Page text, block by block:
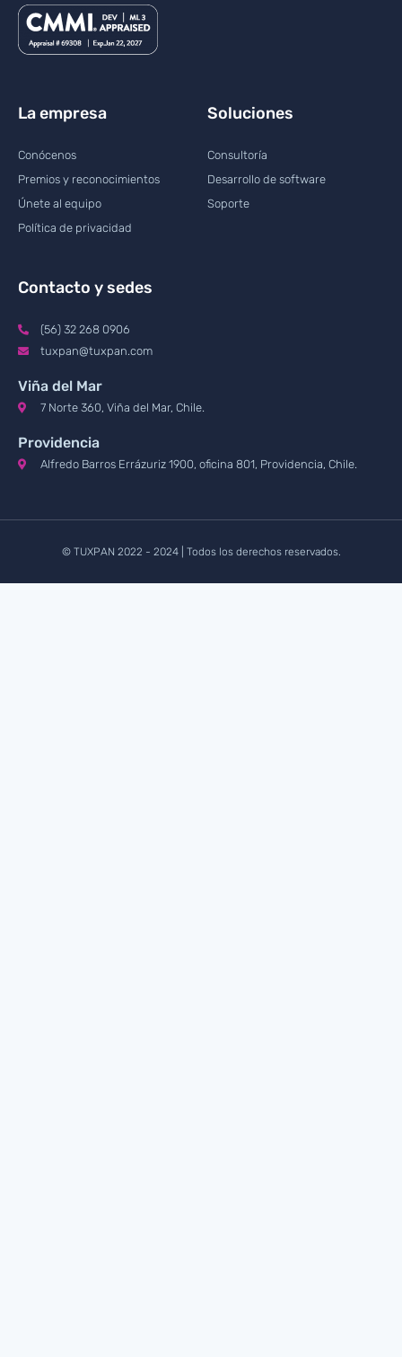
La empresa
Conócenos
Premios y reconocimientos
Únete al equipo
Política de privacidad
Soluciones
Consultoría
Desarrollo de software
Soporte
Contacto y sedes
(56) 32 268 0906
tuxpan@tuxpan.com
Viña del Mar
7 Norte 360, Viña del Mar, Chile.
Providencia
Alfredo Barros Errázuriz 1900, oficina 801, Providencia, Chile.
© TUXPAN 2022 - 2024 | Todos los derechos reservados.